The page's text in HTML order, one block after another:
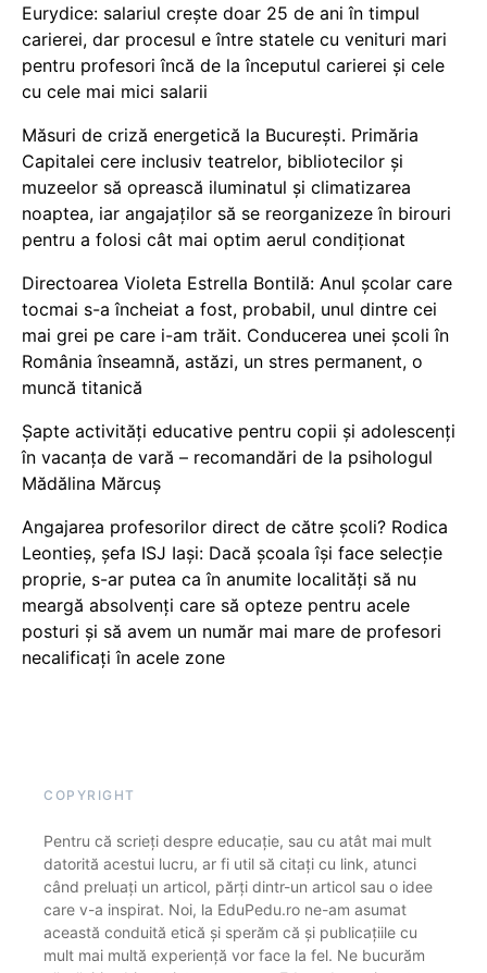
Eurydice: salariul crește doar 25 de ani în timpul
carierei, dar procesul e între statele cu venituri mari
pentru profesori încă de la începutul carierei și cele
cu cele mai mici salarii
Măsuri de criză energetică la București. Primăria
Capitalei cere inclusiv teatrelor, bibliotecilor și
muzeelor să oprească iluminatul și climatizarea
noaptea, iar angajaților să se reorganizeze în birouri
pentru a folosi cât mai optim aerul condiționat
Directoarea Violeta Estrella Bontilă: Anul școlar care
tocmai s-a încheiat a fost, probabil, unul dintre cei
mai grei pe care i-am trăit. Conducerea unei școli în
România înseamnă, astăzi, un stres permanent, o
muncă titanică
Șapte activități educative pentru copii și adolescenți
în vacanța de vară – recomandări de la psihologul
Mădălina Mărcuș
Angajarea profesorilor direct de către școli? Rodica
Leontieș, șefa ISJ Iași: Dacă școala își face selecție
proprie, s-ar putea ca în anumite localități să nu
meargă absolvenți care să opteze pentru acele
posturi și să avem un număr mai mare de profesori
necalificați în acele zone
COPYRIGHT
Pentru că scrieți despre educație, sau cu atât mai mult
datorită acestui lucru, ar fi util să citați cu link, atunci
când preluați un articol, părți dintr-un articol sau o idee
care v-a inspirat. Noi, la EduPedu.ro ne-am asumat
această conduită etică și sperăm că și publicațiile cu
mult mai multă experiență vor face la fel. Ne bucurăm